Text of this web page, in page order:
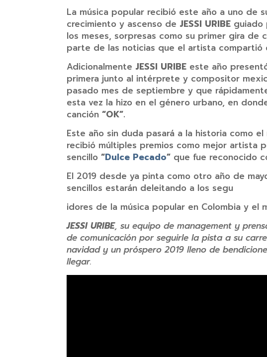
La música popular recibió este año a uno de
crecimiento y ascenso de JESSI URIBE guiado
los meses, sorpresas como su primer gira de
parte de las noticias que el artista compartió
Adicionalmente JESSI URIBE este año
primera junto al intérprete y compositor
pasado mes de septiembre y que
esta vez la hizo en el género urbano, en
canción“OK”.
Este año sin duda pasará a la historia como
recibió múltiples premios como mejor artista
sencillo “Dulce Pecado” que fue reconocido
El 2019 desde ya pinta como otro año de
sencillos estarán deleitando a los segu
idores de la música popular en Colombia y el
JESSI URIBE, su equipo de management y
de comunicación por seguirle la pista a su
navidad y un próspero 2019 lleno de
llegar.